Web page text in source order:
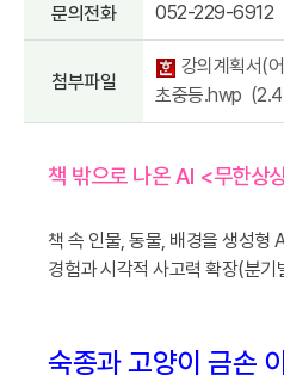
문의전화 052-229-6912
첨부파일
강의계획서(
초중등.hwp
책 밖으로 나온 AI <무한상
책 속 인물, 동물, 배경을 생성형
경험과 시각적 사고력 확장(분기
숙종과 고양이 금손